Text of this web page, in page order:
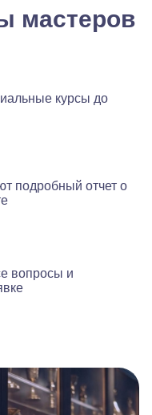
мастеров
курсы до
подробный отчет о
вопросы и